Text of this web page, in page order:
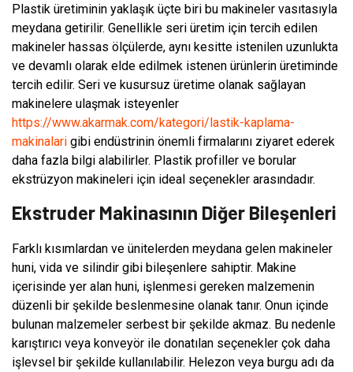
Plastik üretiminin yaklaşık üçte biri bu makineler vasıtasıyla
meydana getirilir. Genellikle seri üretim için tercih edilen
makineler hassas ölçülerde, aynı kesitte istenilen uzunlukta
ve devamlı olarak elde edilmek istenen ürünlerin üretiminde
tercih edilir. Seri ve kusursuz üretime olanak sağlayan
makinelere ulaşmak isteyenler
https://www.akarmak.com/kategori/lastik-kaplama-
makinalari gibi endüstrinin önemli firmalarını ziyaret ederek
daha fazla bilgi alabilirler. Plastik profiller ve borular
ekstrüzyon makineleri için ideal seçenekler arasındadır.
Ekstruder Makinasının Diğer Bileşenleri
Farklı kısımlardan ve ünitelerden meydana gelen makineler
huni, vida ve silindir gibi bileşenlere sahiptir. Makine
içerisinde yer alan huni, işlenmesi gereken malzemenin
düzenli bir şekilde beslenmesine olanak tanır. Onun içinde
bulunan malzemeler serbest bir şekilde akmaz. Bu nedenle
karıştırıcı veya konveyör ile donatılan seçenekler çok daha
işlevsel bir şekilde kullanılabilir. Helezon veya burgu adı da